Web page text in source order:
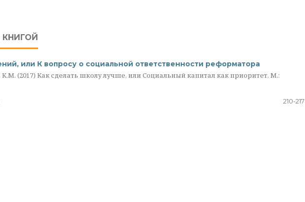
или К вопросу о социальной ответственности реформатора
(2017) Как сделать школу лучше, или Социальный капитал как приоритет. М.:
210-217